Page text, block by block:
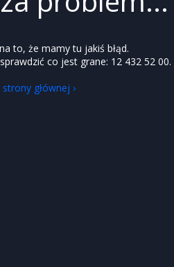
to, że mamy tu jakiś błąd.
co jest grane: 12 432 52 00.
głównej ›